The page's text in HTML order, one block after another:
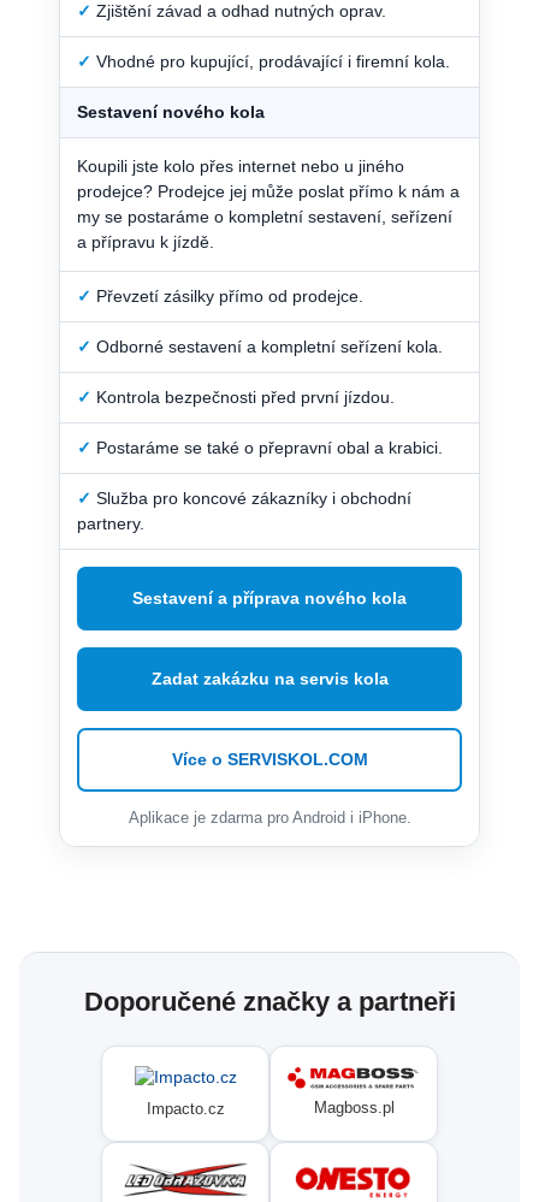
✓ Zjištění závad a odhad nutných oprav.
✓ Vhodné pro kupující, prodávající i firemní kola.
Sestavení nového kola
Koupili jste kolo přes internet nebo u jiného
prodejce? Prodejce jej může poslat přímo k nám a
my se postaráme o kompletní sestavení, seřízení
a přípravu k jízdě.
✓ Převzetí zásilky přímo od prodejce.
✓ Odborné sestavení a kompletní seřízení kola.
✓ Kontrola bezpečnosti před první jízdou.
✓ Postaráme se také o přepravní obal a krabici.
✓ Služba pro koncové zákazníky i obchodní
partnery.
Sestavení a příprava nového kola
Zadat zakázku na servis kola
Více o SERVISKOL.COM
Aplikace je zdarma pro Android i iPhone.
Doporučené značky a partneři
Impacto.cz Magboss.pl